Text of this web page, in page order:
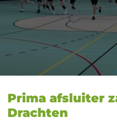
Prima afsluiter
Drachten